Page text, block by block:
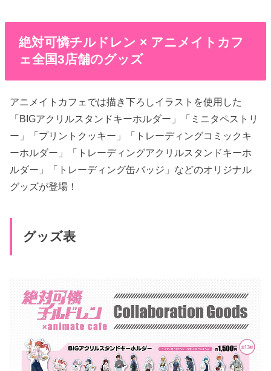
絶対可憐チルドレン × アニメイトカフ
ェ全国3店舗のグッズ
アニメイトカフェでは描き下ろしイラストを使用した
「BIGアクリルスタンドキーホルダー」「ミニタペストリ
ー」「プリントクッキー」「トレーディングコミックキ
ーホルダー」「トレーディングアクリルスタンドキーホ
ルダー」「トレーディング缶バッジ」などのオリジナル
グッズが登場！
グッズ表